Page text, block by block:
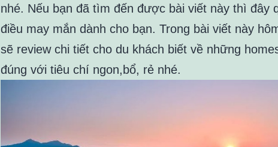
nhé. Nếu bạn đã tìm đến được bài viết này thì đây
điều may mắn dành cho bạn. Trong bài viết này
sẽ review chi tiết cho du khách biết về những
đúng với tiêu chí ngon,bổ, rẻ nhé.